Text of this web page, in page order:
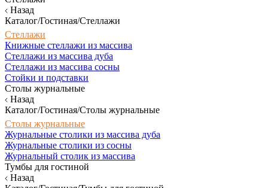
Назад
Каталог/Гостиная/Стеллажи
Стеллажи
Книжные стеллажи из массива
Стеллажи из массива дуба
Стеллажи из массива сосны
Стойки и подставки
Столы журнальные
Назад
Каталог/Гостиная/Столы журнальные
Столы журнальные
Журнальные столики из массива дуба
Журнальные столики из сосны
Журнальный столик из массива
Тумбы для гостиной
Назад